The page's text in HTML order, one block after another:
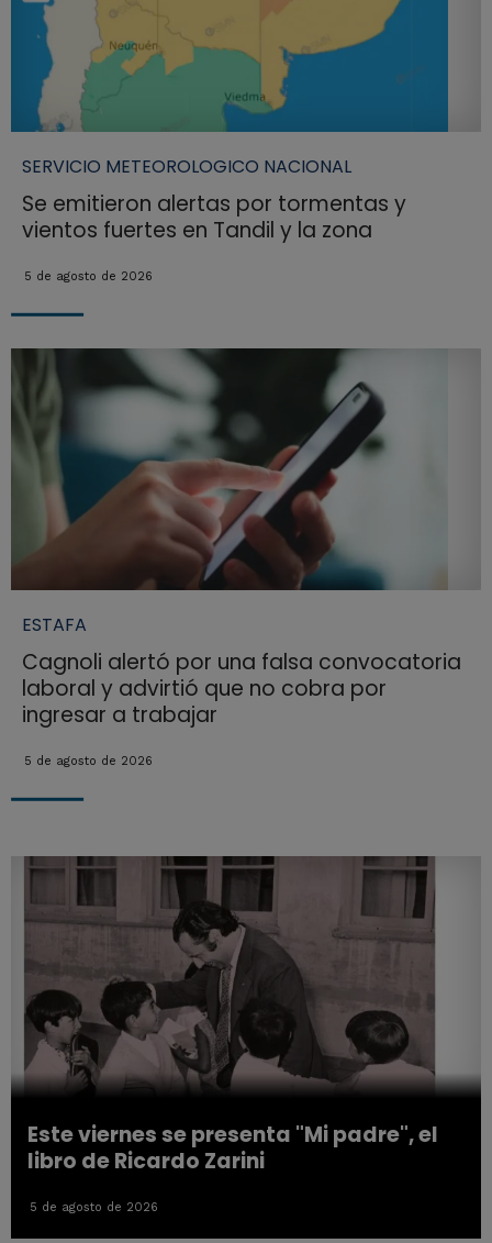
SERVICIO METEOROLOGICO NACIONAL
Se emitieron alertas por tormentas y
vientos fuertes en Tandil y la zona
5 de agosto de 2026
ESTAFA
Cagnoli alertó por una falsa convocatoria
laboral y advirtió que no cobra por
ingresar a trabajar
5 de agosto de 2026
Este viernes se presenta "Mi padre", el
libro de Ricardo Zarini
5 de agosto de 2026